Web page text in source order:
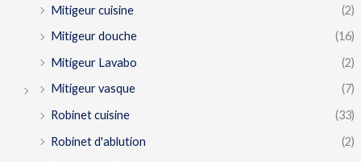
Mitigeur cuisine
(2)
Mitigeur douche
(16)
Mitigeur Lavabo
(2)
Mitigeur vasque
(7)
Robinet cuisine
(33)
Robinet d'ablution
(2)